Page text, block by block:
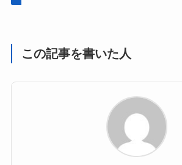
この記事を書いた人